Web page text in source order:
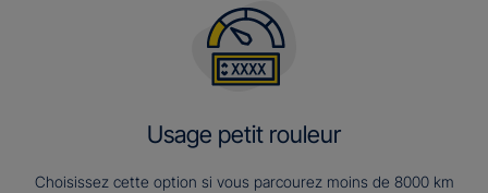
Usage petit rouleur
Choisissez cette option si vous parcourez moins de 8000 km